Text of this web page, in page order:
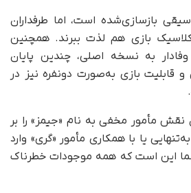
بازسازی‌شده است، اما طرفداران
بازی هم لذت ببرند. همچنین
به نسخه اصلی، چندین پایان
قابلیت بازی به‌صورت دونفره نیز در
نقش مأمور مخفی به نام «جیمز» را بر
یا با همکاری مأمور «گری» وارد
این است که همه موجودات خطرناک